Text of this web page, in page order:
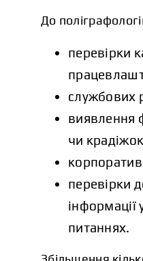
До
перевірки
службових
виявлення
чи
перевірки
інформації
питаннях.